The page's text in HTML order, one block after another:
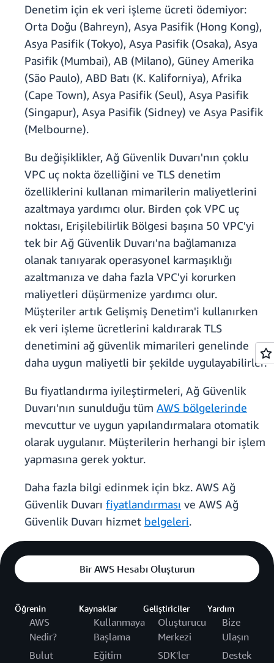
Denetim için ek veri işleme ücreti ödemiyor:
Orta Doğu (Bahreyn), Asya Pasifik (Hong Kong),
Asya Pasifik (Tokyo), Asya Pasifik (Osaka), Asya
Pasifik (Mumbai), AB (Milano), Güney Amerika
(São Paulo), ABD Batı (K. Kaliforniya), Afrika
(Cape Town), Asya Pasifik (Seul), Asya Pasifik
(Singapur), Asya Pasifik (Sidney) ve Asya Pasifik
(Melbourne).
Bu değişiklikler, Ağ Güvenlik Duvarı'nın çoklu
VPC uç nokta özelliğini ve TLS denetim
özelliklerini kullanan mimarilerin maliyetlerini
azaltmaya yardımcı olur. Birden çok VPC uç
noktası, Erişilebilirlik Bölgesi başına 50 VPC'yi
tek bir Ağ Güvenlik Duvarı'na bağlamanıza
olanak tanıyarak operasyonel karmaşıklığı
azaltmanıza ve daha fazla VPC'yi korurken
maliyetleri düşürmenize yardımcı olur.
Müşteriler artık Gelişmiş Denetim'i kullanırken
ek veri işleme ücretlerini kaldırarak TLS
denetimini ağ güvenlik mimarileri genelinde
daha uygun maliyetli bir şekilde uygulayabilirler.
Bu fiyatlandırma iyileştirmeleri, Ağ Güvenlik
Duvarı'nın sunulduğu tüm AWS bölgelerinde
mevcuttur ve uygun yapılandırmalara otomatik
olarak uygulanır. Müşterilerin herhangi bir işlem
yapmasına gerek yoktur.
Daha fazla bilgi edinmek için bkz. AWS Ağ
Güvenlik Duvarı fiyatlandırması ve AWS Ağ
Güvenlik Duvarı hizmet belgeleri.
Bir AWS Hesabı Oluşturun
Öğrenin
AWS
Nedir?
Bulut
Kaynaklar
Kullanmaya
Başlama
Eğitim
Geliştiriciler
Oluşturucu
Merkezi
SDK'ler
Yardım
Bize
Ulaşın
Destek